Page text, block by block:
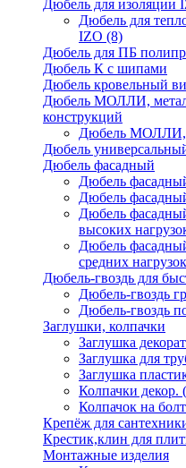
Дюбель для изоляции
Дюбель для
IZO (8)
Дюбель для ПБ
Дюбель К с шипами
Дюбель кровельный
Дюбель МОЛЛИ,
конструкций
Дюбель МОЛЛИ,
Дюбель
Дюбель фасадный
Дюбель
Дюбель
Дюбель
высоких
Дюбель
средних нагрузок
Дюбель-гвоздь для
Дюбель-гвоздь
Дюбель-гвоздь
Заглушки, колпачки
Заглушка
Заглушка для
Заглушка
Колпачки декор.
Колпачок на
Крепёж для
Крестик,клин для
Монтажные изделия